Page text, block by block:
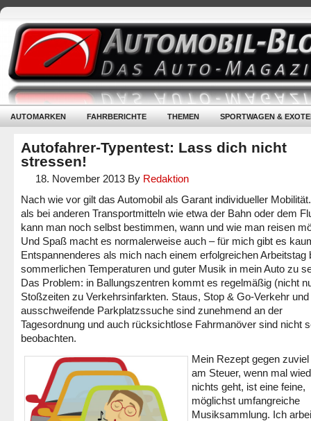
AUTOMARKEN FAHRBERICHTE THEMEN SPORTWAGEN &
Autofahrer-Typentest: Lass dich nicht
stressen!
18. November 2013 By Redaktion
Nach wie vor gilt das Automobil als Garant individueller
als bei anderen Transportmitteln wie etwa der Bahn oder dem
kann man noch selbst bestimmen, wann und wie man reisen
Und Spaß macht es normalerweise auch – für mich gibt es
Entspannenderes als mich nach einem erfolgreichen Arbeitstag
sommerlichen Temperaturen und guter Musik in mein Auto zu
Das Problem: in Ballungszentren kommt es regelmäßig (nicht
Stoßzeiten zu Verkehrsinfarkten. Staus, Stop & Go-Verkehr und
ausschweifende Parkplatzssuche sind zunehmend an der
Tagesordnung und auch rücksichtlose Fahrmanöver sind nicht
beobachten.
Mein Rezept gegen
am Steuer, wenn mal
nichts geht, ist eine feine,
möglichst umfangreiche
Musiksammlung. Ich